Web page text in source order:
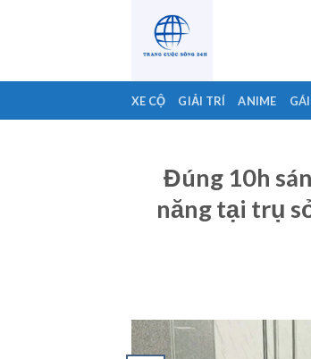
XE CỘ GIẢI TRÍ ANIME
Đúng 10h
năng tại trụ